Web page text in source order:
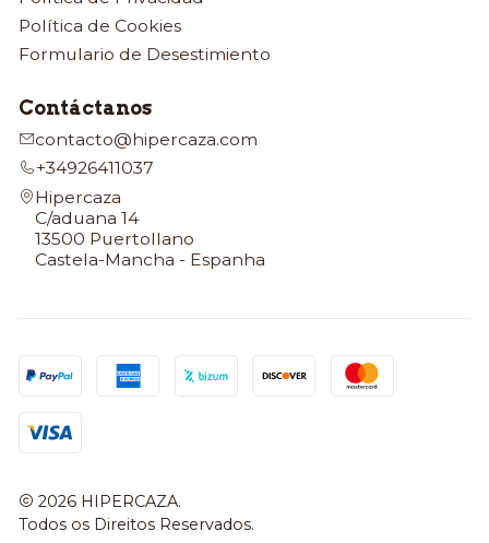
Política de Cookies
Formulario de Desestimiento
Contáctanos
contacto@hipercaza.com
+34926411037
Hipercaza
C/aduana 14
13500 Puertollano
Castela-Mancha - Espanha
2026 HIPERCAZA.
Todos os Direitos Reservados.